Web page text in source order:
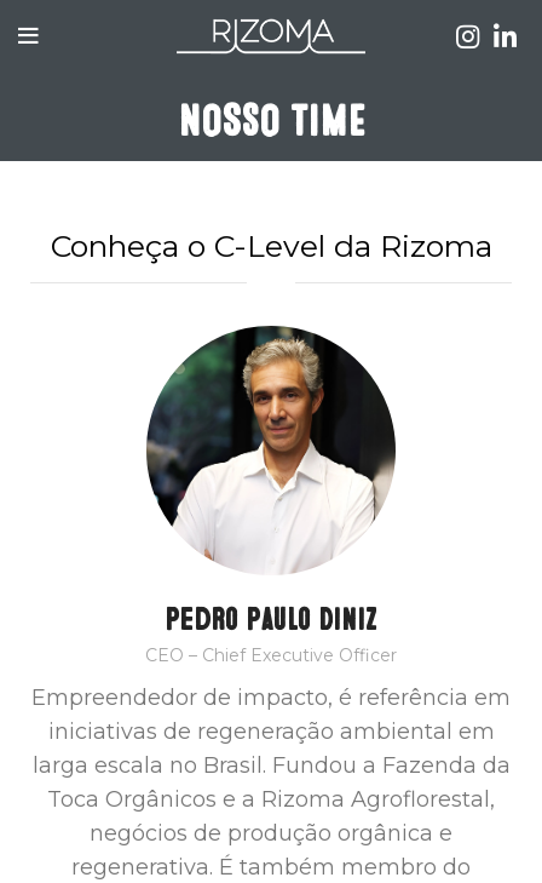
NOSSO TIME
Conheça o C-Level da Rizoma
Pedro Paulo Diniz
CEO – Chief Executive Officer
Empreendedor de impacto, é referência em
iniciativas de regeneração ambiental em
larga escala no Brasil. Fundou a Fazenda da
Toca Orgânicos e a Rizoma Agroflorestal,
negócios de produção orgânica e
regenerativa. É também membro do